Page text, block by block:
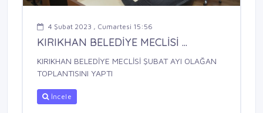
4 Şubat 2023 , Cumartesi 15:56
KIRIKHAN BELEDİYE MECLİSİ ...
KIRIKHAN BELEDİYE MECLİSİ ŞUBAT AYI OLAĞAN
TOPLANTISINI YAPTI
İncele